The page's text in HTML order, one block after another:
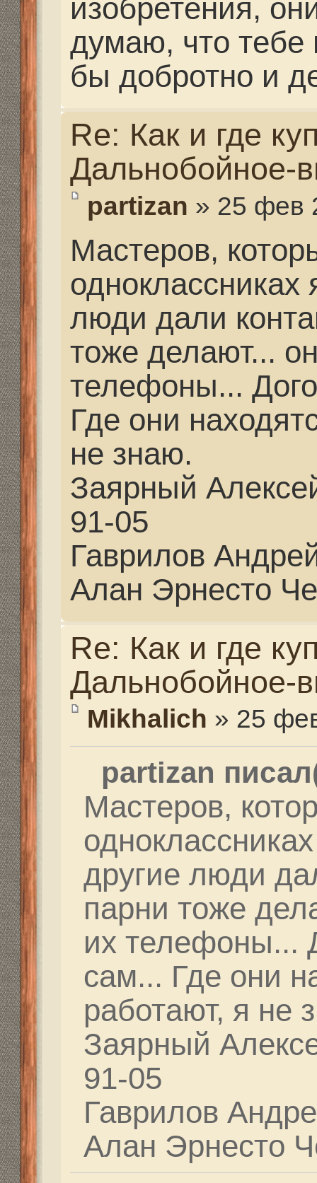
Какую винтовку ты
оборудуешь?
Re: Как и где купить
Дальнобойное-
partizan» 27 фев 2021,
Миш, Вадим Раевский
нужно что-то... то
поможет...
Re: Как и где купить
Дальнобойное-
Mikhalich» 27 фев
partizan писал(а):
Миш, Вадим
если нужно что-то...
звонил, он поможет...
Спасибо Алексей. Я
Мне как всегда
начерчу тогда и
Здесь по другому не
будет особенная
Сама будет на 1500
Как минимум в 338LM.
Ответить
Вернуться в Федерация Снайпинга России
Структура сайта Все о 555hf.tv Правила
Реквизиты
555hf.tv. Охотничье - рыболовный интернет канал.
© 2009-2019. Копирование материалов с сайта